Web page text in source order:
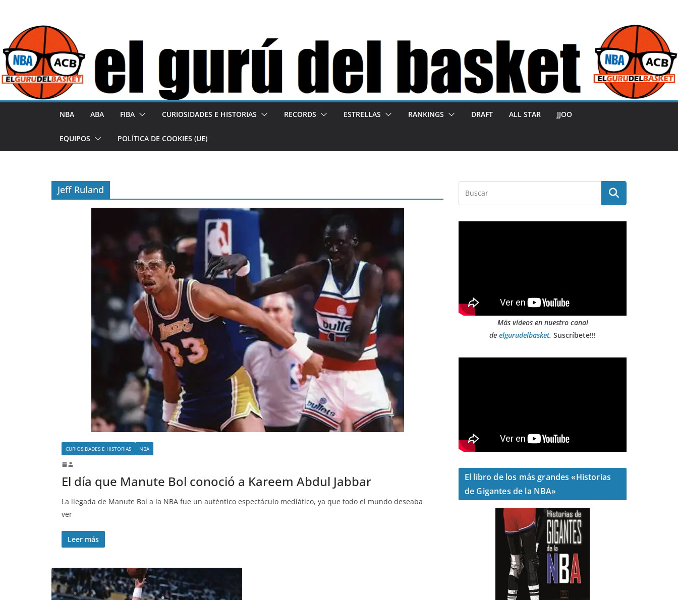
r
l
NBA ABA FIBA CURIOSIDADES E HISTORIAS RECORDS ESTRELLAS RANKINGS DRAFT ALL STAR JJOO
EQUIPOS POLÍTICA DE COOKIES (UE)
Jeff Ruland
CURIOSIDADES E HISTORIAS NBA
El día que Manute Bol conoció a Kareem Abdul Jabbar
La llegada de Manute Bol a la NBA fue un auténtico espectáculo mediático, ya que todo el mundo deseaba
ver
Leer más
Más vídeos en nuestro canal
de elgurudelbasket. Suscríbete!!!
El libro de los más grandes «Historias
de Gigantes de la NBA»